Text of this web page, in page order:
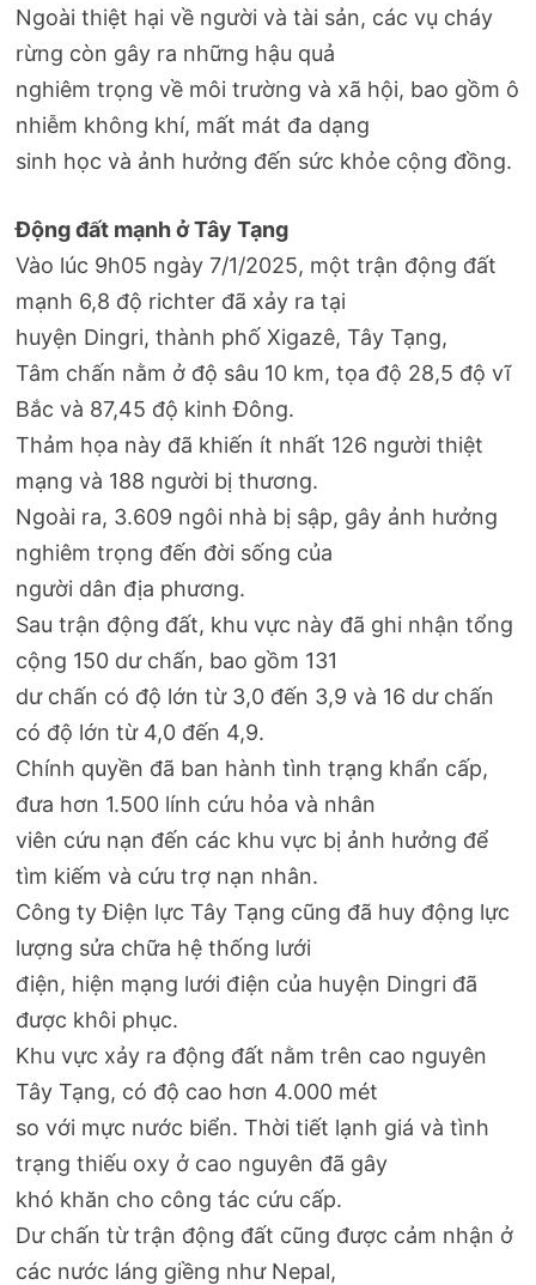
Ngoài thiệt hại về người và tài sản, các vụ cháy
rừng còn gây ra những hậu quả
nghiêm trọng về môi trường và xã hội, bao gồm ô
nhiễm không khí, mất mát đa dạng
sinh học và ảnh hưởng đến sức khỏe cộng đồng.
Động đất mạnh ở Tây Tạng
Vào lúc 9h05 ngày 7/1/2025, một trận động đất
mạnh 6,8 độ richter đã xảy ra tại
huyện Dingri, thành phố Xigazê, Tây Tạng,
Tâm chấn nằm ở độ sâu 10 km, tọa độ 28,5 độ vĩ
Bắc và 87,45 độ kinh Đông.
Thảm họa này đã khiến ít nhất 126 người thiệt
mạng và 188 người bị thương.
Ngoài ra, 3.609 ngôi nhà bị sập, gây ảnh hưởng
nghiêm trọng đến đời sống của
người dân địa phương.
Sau trận động đất, khu vực này đã ghi nhận tổng
cộng 150 dư chấn, bao gồm 131
dư chấn có độ lớn từ 3,0 đến 3,9 và 16 dư chấn
có độ lớn từ 4,0 đến 4,9.
Chính quyền đã ban hành tình trạng khẩn cấp,
đưa hơn 1.500 lính cứu hỏa và nhân
viên cứu nạn đến các khu vực bị ảnh hưởng để
tìm kiếm và cứu trợ nạn nhân.
Công ty Điện lực Tây Tạng cũng đã huy động lực
lượng sửa chữa hệ thống lưới
điện, hiện mạng lưới điện của huyện Dingri đã
được khôi phục.
Khu vực xảy ra động đất nằm trên cao nguyên
Tây Tạng, có độ cao hơn 4.000 mét
so với mực nước biển. Thời tiết lạnh giá và tình
trạng thiếu oxy ở cao nguyên đã gây
khó khăn cho công tác cứu cấp.
Dư chấn từ trận động đất cũng được cảm nhận ở
các nước láng giềng như Nepal,